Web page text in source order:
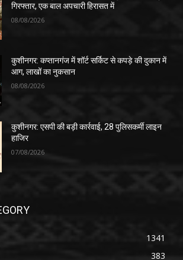
गिरफ्तार, एक बाल अपचारी हिरासत में
08/08/2026
कुशीनगर: कप्तानगंज में शॉर्ट सर्किट से कपड़े की दुकान में
आग, लाखों का नुकसान
08/08/2026
कुशीनगर: एसपी की बड़ी कार्रवाई, 28 पुलिसकर्मी लाइन
हाजिर
07/08/2026
1341
383